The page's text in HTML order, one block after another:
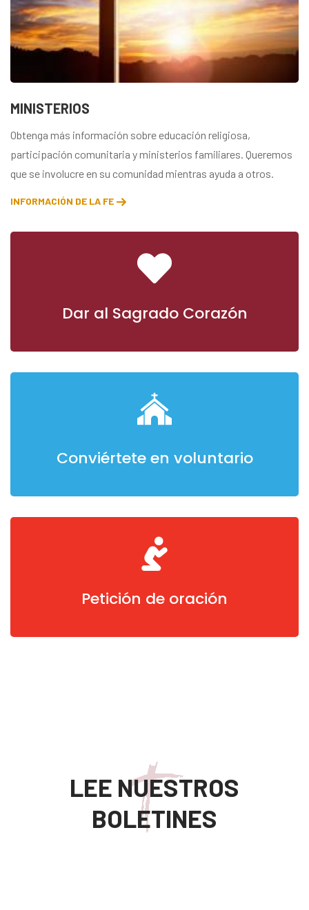
MINISTERIOS
Obtenga más información sobre educación religiosa,
participación comunitaria y ministerios familiares. Queremos
que se involucre en su comunidad mientras ayuda a otros.
INFORMACIÓN DE LA FE
Dar al Sagrado Corazón
Conviértete en voluntario
Petición de oración
LEE NUESTROS
BOLETINES